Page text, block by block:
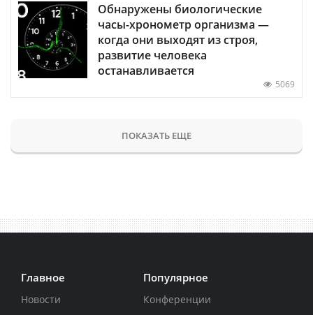
Обнаружены биологические
часы-хронометр организма —
когда они выходят из строя,
развитие человека
останавливается
5069
ПОКАЗАТЬ ЕЩЕ
Главное
Новости
Популярное
Конференции